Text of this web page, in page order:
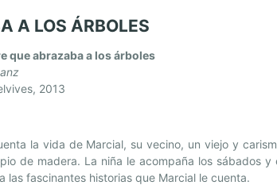
A LOS ÁRBOLES
que abrazaba a los árboles
2013
la vida de Marcial, su vecino, un viejo y
de madera. La niña le acompaña los sábados y
las fascinantes historias que Marcial le cuenta.